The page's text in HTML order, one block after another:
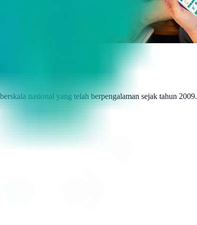
nasional yang telah berpengalaman sejak tahun 2009.